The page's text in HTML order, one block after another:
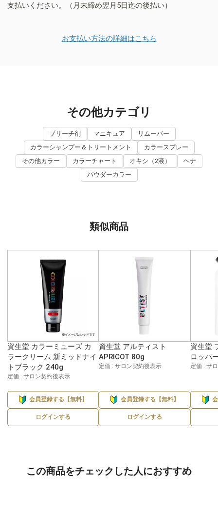
支払いください。（月末締め翌月5日迄の後払い）
お支払い方法の詳細はこちら
その他カテゴリ
ブリーチ剤 マニキュア
リムーバー
カラーシャンプー＆トリートメント
カラースプレー
その他カラー
カラーチャート オキシ（2液）
ヘナ
パウダーカラー
類似商品
資生堂 カラーミューズ カ
ラークリーム 新ミッドナイ
トブラック 240g
定価 : サロン契約後表示
会員登録する【無料】
ログインする
資生堂 アルティスト
APRICOT 80g
定価 : サロン契約後表示
会員登録する【無料】
ログインする
資生堂
ロッパ
定価 : サ
この商品をチェックした人におすすめ